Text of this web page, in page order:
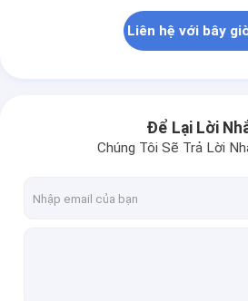
Liên hệ với bây
Để Lại Lời
Chúng Tôi Sẽ Trả Lời